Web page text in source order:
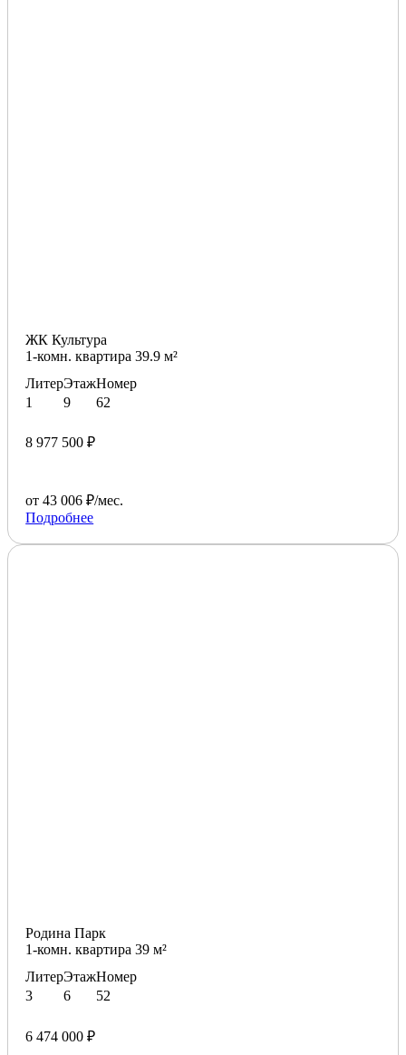
ЖК Культура
1-комн. квартира 39.9 м²
Литер
1
Этаж
9
Номер
62
8 977 500 ₽
от 43 006 ₽/мес.
Подробнее
Родина Парк
1-комн. квартира 39 м²
Литер
3
Этаж
6
Номер
52
6 474 000 ₽